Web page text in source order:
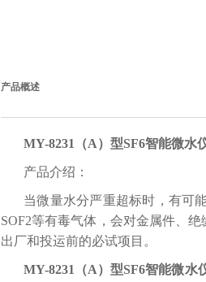
产品概述
MY-8231（A）型SF6智能微水
产品介绍：
当微量水分严重超标时，有可
SOF2等有毒气体，会对金属件、
出厂和投运前的必试项目。
MY-8231（A）型SF6智能微水